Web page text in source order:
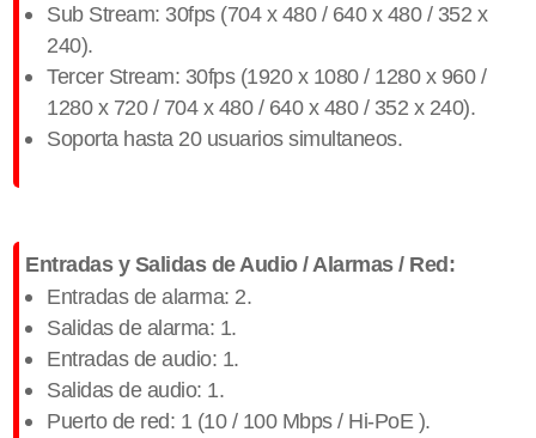
Sub Stream: 30fps (704 x 480 / 640 x 480 / 352 x
240).
Tercer Stream: 30fps (1920 x 1080 / 1280 x 960 /
1280 x 720 / 704 x 480 / 640 x 480 / 352 x 240).
Soporta hasta 20 usuarios simultaneos.
Entradas y Salidas de Audio / Alarmas / Red:
Entradas de alarma: 2.
Salidas de alarma: 1.
Entradas de audio: 1.
Salidas de audio: 1.
Puerto de red: 1 (10 / 100 Mbps / Hi-PoE ).